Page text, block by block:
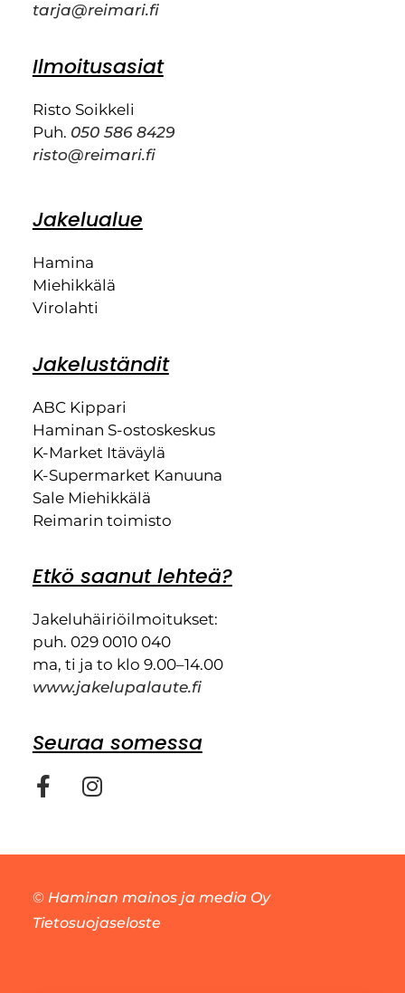
tarja@reimari.fi
Ilmoitusasiat
Risto Soikkeli
Puh. 050 586 8429
risto@reimari.fi
Jakelualue
Hamina
Miehikkälä
Virolahti
Jakeluständit
ABC Kippari
Haminan S-ostoskeskus
K-Market Itäväylä
K-Supermarket Kanuuna
Sale Miehikkälä
Reimarin toimisto
Etkö saanut lehteä?
Jakeluhäiriöilmoitukset:
puh. 029 0010 040
ma, ti ja to klo 9.00–14.00
www.jakelupalaute.fi
Seuraa somessa
© Haminan mainos ja media Oy
Tietosuojaseloste